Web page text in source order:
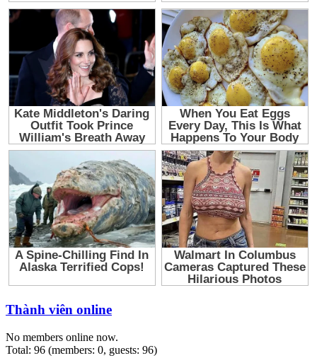
Thành viên online
No members online now.
Total: 96 (members: 0, guests: 96)